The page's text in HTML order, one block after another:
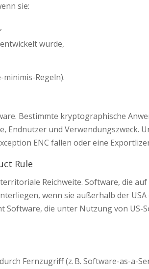
sie:
wurde,
Regeln).
Bestimmte kryptographische
Endnutzer und
ENC fallen oder eine
Rule
Reichweite. Software, die
wenn sie außerhalb der
Software, die unter Nutzung von
Fernzugriff (z. B. Software-as-a-